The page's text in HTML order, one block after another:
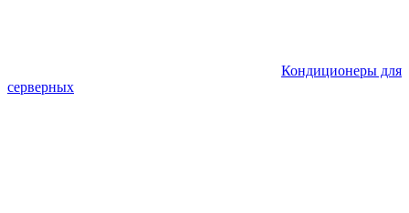
Кондиционеры для
серверных